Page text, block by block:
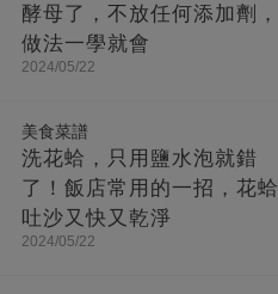
酵母了，不放任何添加劑，
做法一學就會
2024/05/22
美食菜譜
洗花蛤，只用鹽水泡就錯
了！飯店常用的一招，花蛤
吐沙又快又乾淨
2024/05/22